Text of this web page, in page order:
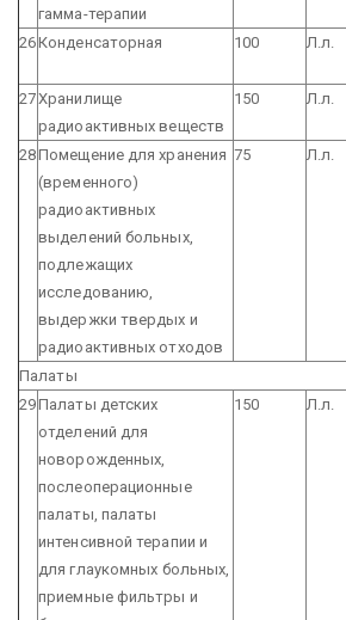
гамма-терапии
26Конденсаторная 100 Л.л.
27Хранилище
радиоактивных веществ
150 Л.л.
28Помещение для хранения
(временного)
радиоактивных
выделений больных,
подлежащих
исследованию,
выдержки твердых и
радиоактивных отходов
75 Л.л.
Палаты
29Палаты детских
отделений для
новорожденных,
послеоперационные
палаты, палаты
интенсивной терапии и
для глаукомных больных,
приемные фильтры и
150 Л.л.